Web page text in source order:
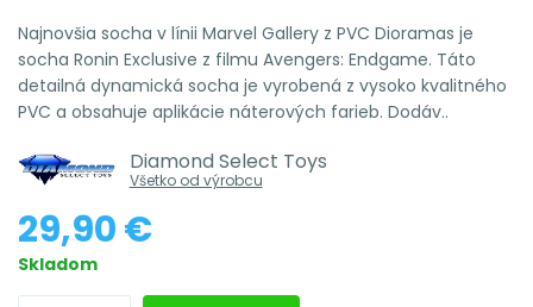
Najnovšia socha v línii Marvel Gallery z PVC Dioramas je
socha Ronin Exclusive z filmu Avengers: Endgame. Táto
detailná dynamická socha je vyrobená z vysoko kvalitného
PVC a obsahuje aplikácie náterových farieb. Dodáv..
Diamond Select Toys
Všetko od výrobcu
29,90 €
Skladom